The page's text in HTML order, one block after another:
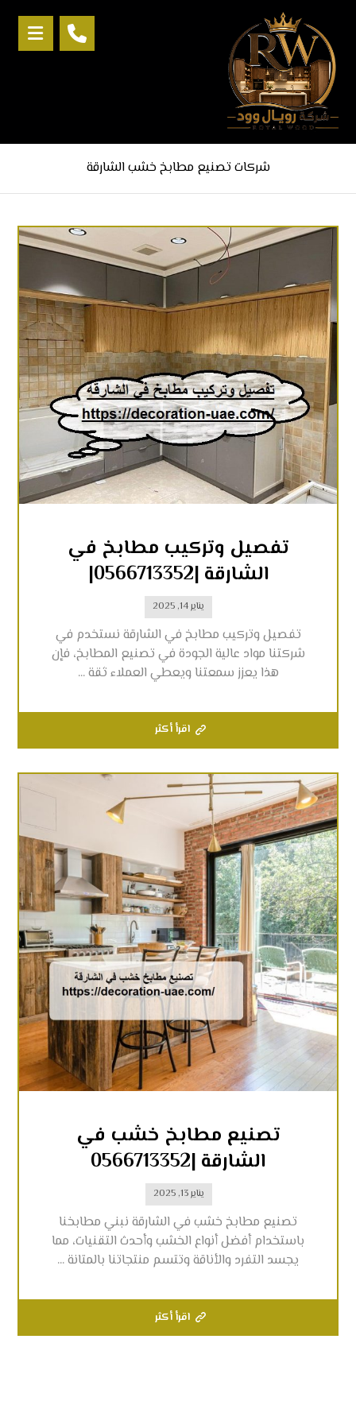
شركات تصنيع مطابخ خشب الشارقة
تفصيل وتركيب مطابخ في
الشارقة |0566713352|
يناير 14, 2025
تفصيل وتركيب مطابخ في الشارقة نستخدم في
شركتنا مواد عالية الجودة في تصنيع المطابخ، فإن
هذا يعزز سمعتنا ويعطي العملاء ثقة ...
اقرأ أكثر
تصنيع مطابخ خشب في
الشارقة |0566713352
يناير 13, 2025
تصنيع مطابخ خشب في الشارقة نبني مطابخنا
باستخدام أفضل أنواع الخشب وأحدث التقنيات، مما
يجسد التفرد والأناقة وتتسم منتجاتنا بالمتانة ...
اقرأ أكثر